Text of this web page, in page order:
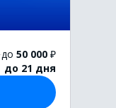
до 50 000 ₽
до 21 дня